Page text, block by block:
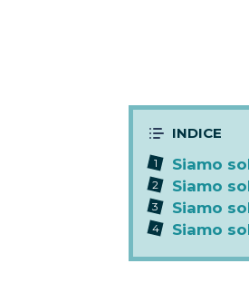
Siamo
Siamo
Siamo
Siamo